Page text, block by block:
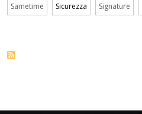
Sametime Sicurezza Signature